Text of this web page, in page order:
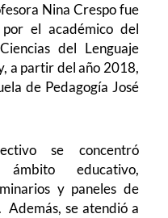
Nina Crespo fue
el académico del
del Lenguaje
a partir del año 2018,
de Pedagogía José
se concentró
educativo,
y paneles de
Además, se atendió a